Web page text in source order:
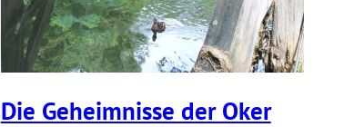
Die Geheim­nisse der Oker